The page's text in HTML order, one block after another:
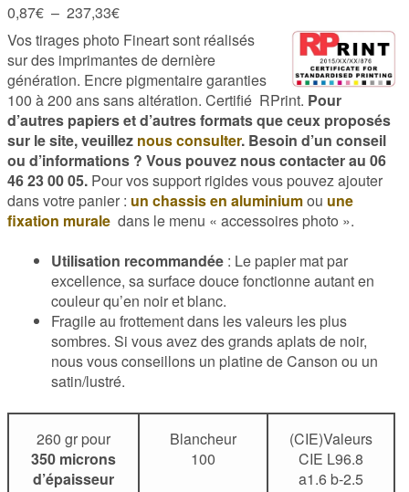
0,87€ – 237,33€Plage
de
prix :
0,87€
à
237,33€
Vos tirages photo Fineart sont réalisés
sur des imprimantes de dernière
génération. Encre pigmentaire garanties
100 à 200 ans sans altération. Certifié RPrint. Pour
d’autres papiers et d’autres formats que ceux proposés
sur le site, veuillez nous consulter. Besoin d’un conseil
ou d’informations ? Vous pouvez nous contacter au 06
46 23 00 05. Pour vos support rigides vous pouvez ajouter
dans votre panier : un chassis en aluminiumou une
fixation murale dans le menu « accessoires photo ».
Utilisation recommandée : Le papier mat par
excellence, sa surface douce fonctionne autant en
couleur qu’en noir et blanc.
Fragile au frottement dans les valeurs les plus
sombres. Si vous avez des grands aplats de noir,
nous vous conseillons un platine de Canson ou un
satin/lustré.
260 gr pour
350 microns
d’épaisseur
Blancheur
100
(CIE)Valeurs
CIE L96.8
a1.6 b-2.5